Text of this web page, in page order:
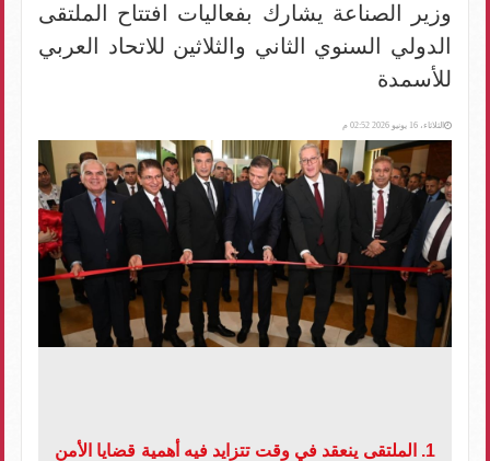
وزير الصناعة يشارك بفعاليات افتتاح الملتقى
الدولي السنوي الثاني والثلاثين للاتحاد العربي
للأسمدة
الثلاثاء، 16 يونيو 2026 02:52 م
1. الملتقى ينعقد في وقت تتزايد فيه أهمية قضايا الأمن